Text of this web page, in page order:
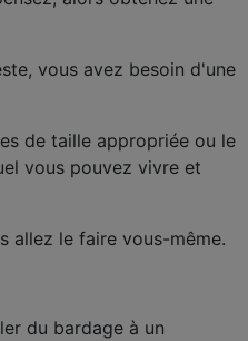
vous avez besoin d'une
de taille appropriée ou le
vous pouvez vivre et
allez le faire vous-même.
du bardage à un